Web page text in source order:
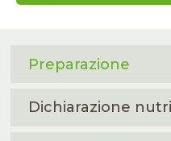
Preparazione
Dichiarazione